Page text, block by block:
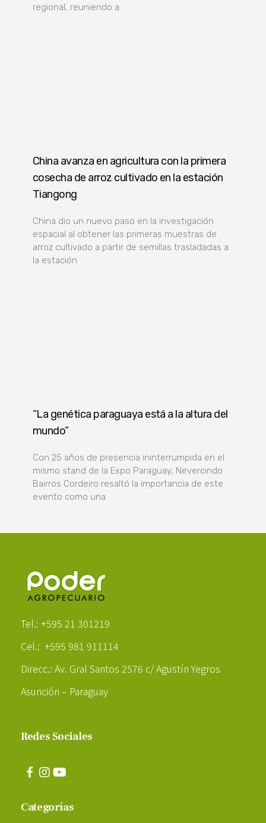
regional, reuniendo a
China avanza en agricultura con la primera
cosecha de arroz cultivado en la estación
Tiangong
China dio un nuevo paso en la investigación
espacial al obtener las primeras muestras de
arroz cultivado a partir de semillas trasladadas a
la estación
“La genética paraguaya está a la altura del
mundo”
Con 25 años de presencia ininterrumpida en el
mismo stand de la Expo Paraguay, Nevercindo
Bairros Cordeiro resaltó la importancia de este
evento como una
Tel.: +595 21 301219
Cel.: +595 981 911114
Direcc.: Av. Gral Santos 2576 c/ Agustín Yegros
Asunción – Paraguay
Redes Sociales
Categorías